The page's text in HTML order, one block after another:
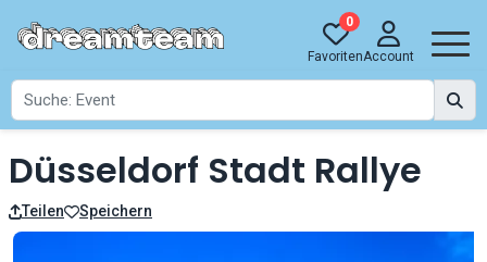
0
FavoritenAccount
Düsseldorf Stadt Rallye
Teilen Speichern